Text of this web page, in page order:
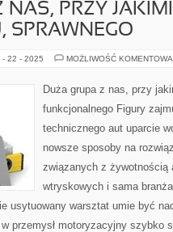
NAS, PRZY
SPRAWNEGO
- 22 - 2025 MOŻLIWOŚĆ
Duża grupa z nas, przy
funkcjonalnego Figury
technicznego aut uparcie
nowsze sposoby na
związanych z żywotnością
wtryskowych i sama
usytuowany warsztat umie być
przemysł motoryzacyjny szybko